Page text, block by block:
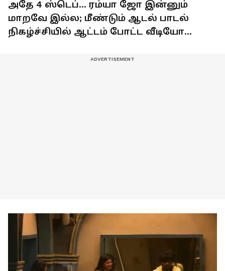
அதே 4 ஸ்டெப்... ரம்யா ஜோ இன்னும்
மாறவே இல்ல; மீண்டும் ஆடல் பாடல்
நிகழ்ச்சியில் ஆட்டம் போட்ட வீடியோ